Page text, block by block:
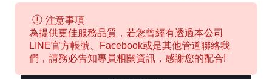
注意事項
為提供更佳服務品質，若您曾經有透過本公司
LINE官方帳號、Facebook或是其他管道聯絡我
們，請務必告知專員相關資訊，感謝您的配合!